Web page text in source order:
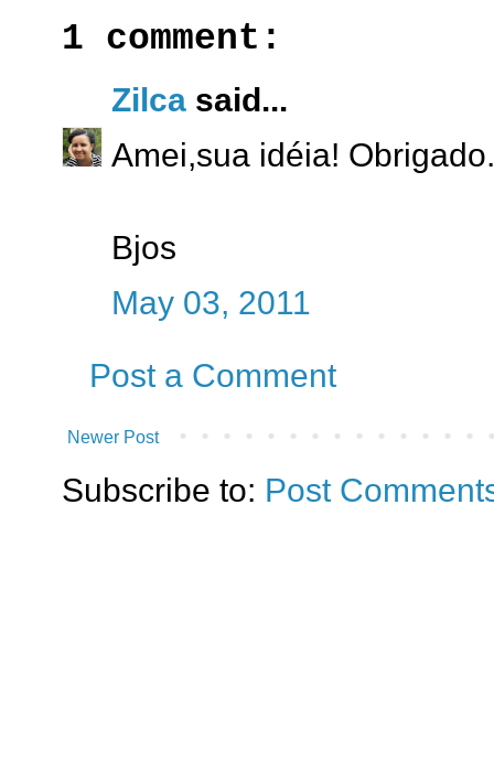
1 comment:
Zilca said...
Amei,sua idéia! Obrigado.
Bjos
May 03, 2011
Post a Comment
Newer Post
Subscribe to: Post